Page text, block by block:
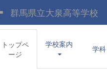
群馬県立大泉高等学校
トップペ
ージ
学校案内 学科